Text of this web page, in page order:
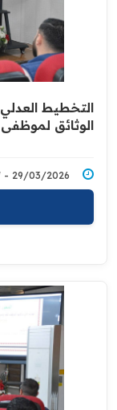
التخطيط
الوثائق لموظفي
29/03/2026 - 02:07 صباحًا